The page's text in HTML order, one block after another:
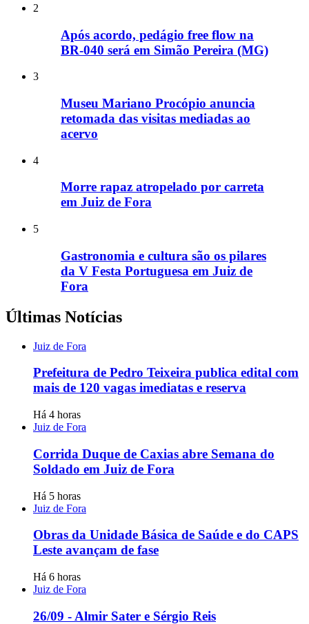
2
Após acordo, pedágio free flow na
BR-040 será em Simão Pereira (MG)
3
Museu Mariano Procópio anuncia
retomada das visitas mediadas ao
acervo
4
Morre rapaz atropelado por carreta
em Juiz de Fora
5
Gastronomia e cultura são os pilares
da V Festa Portuguesa em Juiz de
Fora
Últimas Notícias
Juiz de Fora
Prefeitura de Pedro Teixeira publica edital com
mais de 120 vagas imediatas e reserva
Há 4 horas
Juiz de Fora
Corrida Duque de Caxias abre Semana do
Soldado em Juiz de Fora
Há 5 horas
Juiz de Fora
Obras da Unidade Básica de Saúde e do CAPS
Leste avançam de fase
Há 6 horas
Juiz de Fora
26/09 - Almir Sater e Sérgio Reis